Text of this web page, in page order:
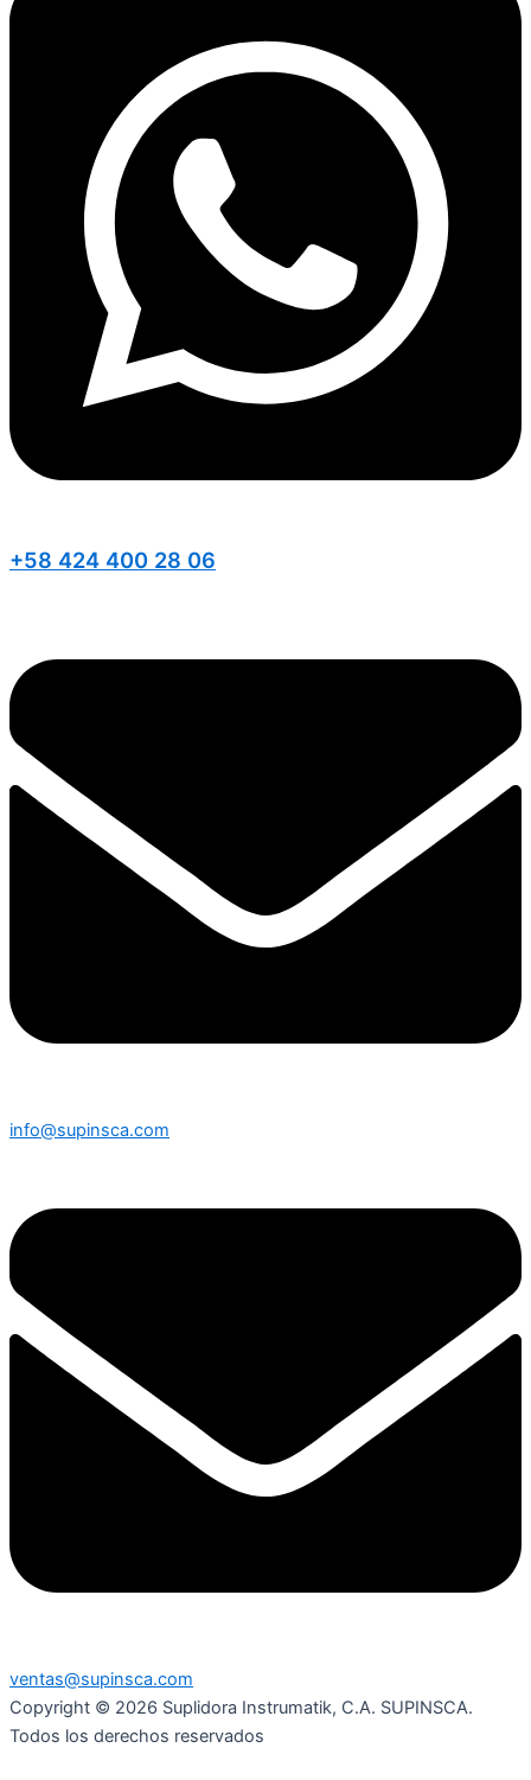
+58 424 400 28 06
info@supinsca.com
ventas@supinsca.com
Copyright © 2026 Suplidora Instrumatik, C.A. SUPINSCA.
Todos los derechos reservados